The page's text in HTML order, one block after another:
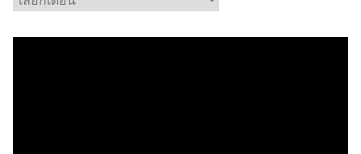
ลั
ง